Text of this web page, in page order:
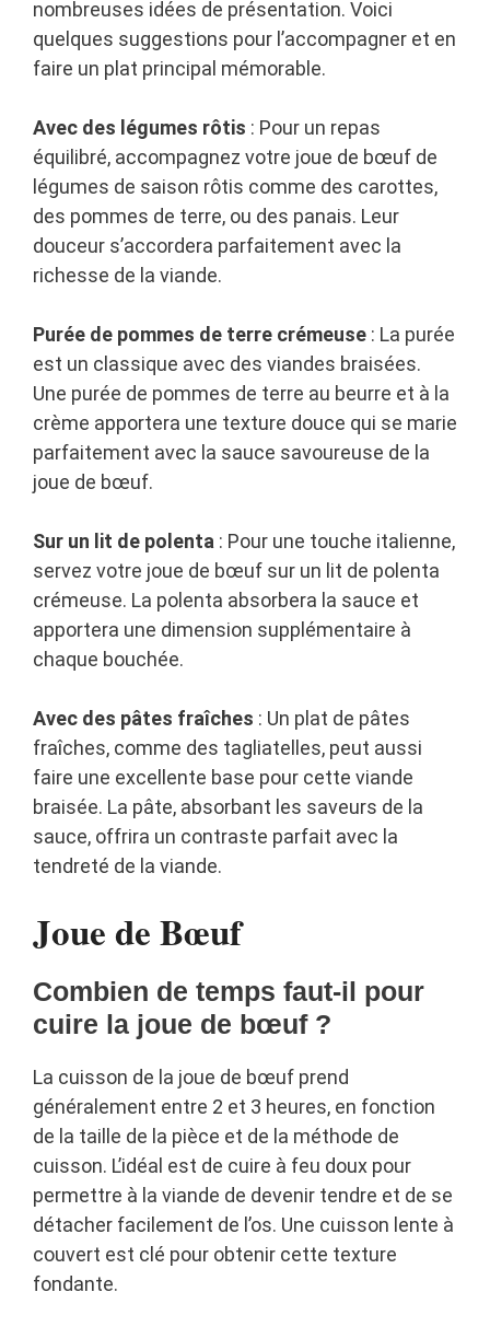
nombreuses idées de présentation. Voici
quelques suggestions pour l’accompagner et en
faire un plat principal mémorable.
Avec des légumes rôtis : Pour un repas
équilibré, accompagnez votre joue de bœuf de
légumes de saison rôtis comme des carottes,
des pommes de terre, ou des panais. Leur
douceur s’accordera parfaitement avec la
richesse de la viande.
Purée de pommes de terre crémeuse : La purée
est un classique avec des viandes braisées.
Une purée de pommes de terre au beurre et à la
crème apportera une texture douce qui se marie
parfaitement avec la sauce savoureuse de la
joue de bœuf.
Sur un lit de polenta : Pour une touche italienne,
servez votre joue de bœuf sur un lit de polenta
crémeuse. La polenta absorbera la sauce et
apportera une dimension supplémentaire à
chaque bouchée.
Avec des pâtes fraîches : Un plat de pâtes
fraîches, comme des tagliatelles, peut aussi
faire une excellente base pour cette viande
braisée. La pâte, absorbant les saveurs de la
sauce, offrira un contraste parfait avec la
tendreté de la viande.
Joue de Bœuf
Combien de temps faut-il pour
cuire la joue de bœuf ?
La cuisson de la joue de bœuf prend
généralement entre 2 et 3 heures, en fonction
de la taille de la pièce et de la méthode de
cuisson. L’idéal est de cuire à feu doux pour
permettre à la viande de devenir tendre et de se
détacher facilement de l’os. Une cuisson lente à
couvert est clé pour obtenir cette texture
fondante.